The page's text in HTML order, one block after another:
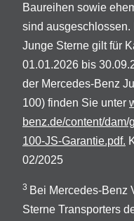
Baureihen sowie
sind ausgeschlossen.
Junge Sterne gilt für
01.01.2026 bis
der Mercedes-Benz
100) finden Sie unter
benz.de/content/
100-JS-Garantie.pdf.
02/2025
3 Bei Mercedes-Benz
Sterne Transporters